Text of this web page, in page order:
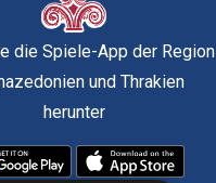
die Spiele-App der Region
und Thrakien
herunter